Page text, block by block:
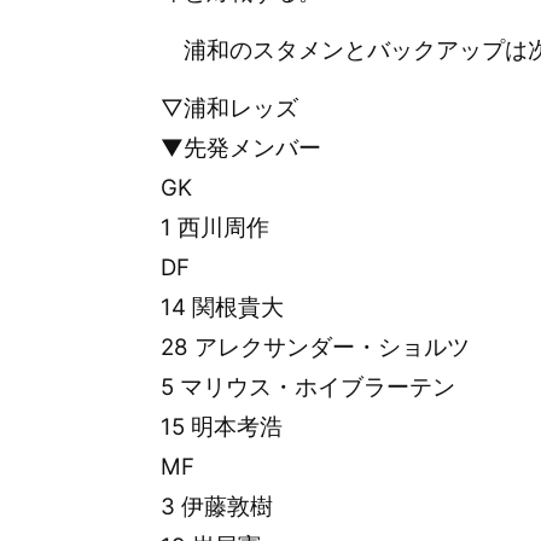
浦和のスタメンとバックアップは
▽浦和レッズ
▼先発メンバー
GK
1 西川周作
DF
14 関根貴大
28 アレクサンダー・ショルツ
5 マリウス・ホイブラーテン
15 明本考浩
MF
3 伊藤敦樹